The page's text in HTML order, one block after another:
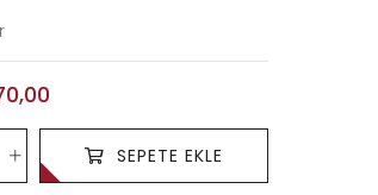
SEPETE EKLE